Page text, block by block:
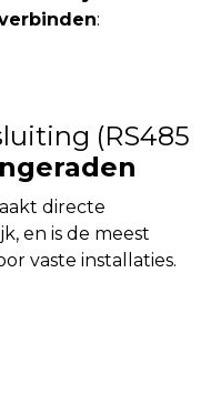
:
(RS485
directe
en is de meest
vaste installaties.